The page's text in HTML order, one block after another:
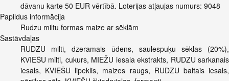
dāvanu karte 50 EUR vērtībā. Loterijas atļaujas numurs: 9048
Papildus informācija
Rudzu miltu formas maize ar sēklām
Sastāvdaļas
RUDZU milti, dzeramais ūdens, saulespuķu sēklas (20%),
KVIEŠU milti, cukurs, MIEŽU iesala ekstrakts, RUDZU sarkanais
iesals, KVIEŠU lipeklis, maizes raugs, RUDZU baltais iesals,